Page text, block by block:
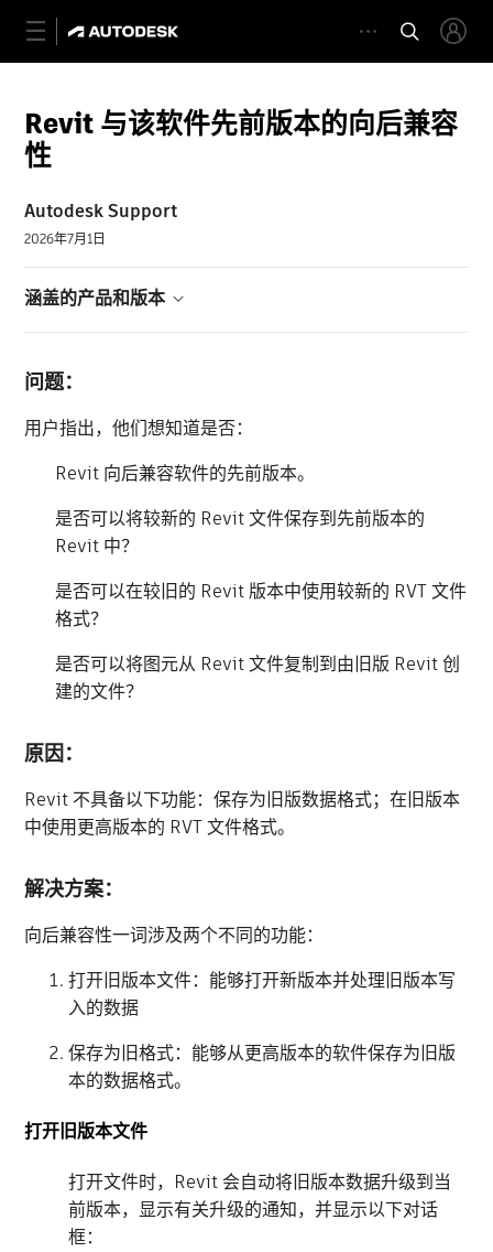
Revit 与该软件先前版本的向后兼容
性
Autodesk Support
2026年7月1日
涵盖的产品和版本
问题：
用户指出，他们想知道是否：
Revit 向后兼容软件的先前版本。
是否可以将较新的 Revit 文件保存到先前版本的
Revit 中？
是否可以在较旧的 Revit 版本中使用较新的 RVT 文件
格式？
是否可以将图元从 Revit 文件复制到由旧版 Revit 创
建的文件？
原因：
Revit 不具备以下功能：保存为旧版数据格式；在旧版本
中使用更高版本的 RVT 文件格式。
解决方案：
向后兼容性一词涉及两个不同的功能：
打开旧版本文件：能够打开新版本并处理旧版本写
入的数据
保存为旧格式：能够从更高版本的软件保存为旧版
本的数据格式。
打开旧版本文件
打开文件时，Revit 会自动将旧版本数据升级到当
前版本，显示有关升级的通知，并显示以下对话
框：